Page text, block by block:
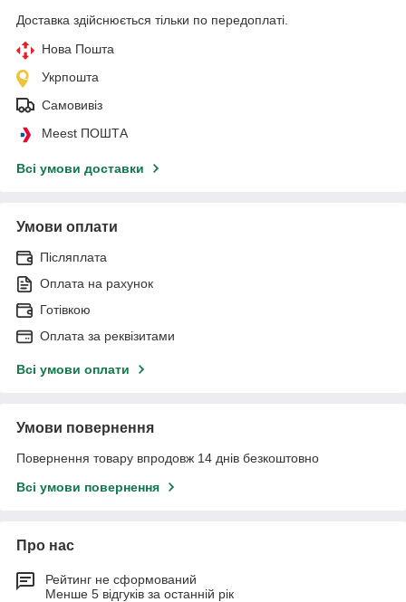
Доставка здійснюється тільки по передоплаті.
Нова Пошта
Укрпошта
Самовивіз
Meest ПОШТА
Всі умови доставки
Умови оплати
Післяплата
Оплата на рахунок
Готівкою
Оплата за реквізитами
Всі умови оплати
Умови повернення
Повернення товару впродовж 14 днів безкоштовно
Всі умови повернення
Про нас
Рейтинг не сформований
Менше 5 відгуків за останній рік